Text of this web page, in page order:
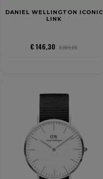
DANIEL WELLINGTON ICONIC
LINK
€ 146,30 € 209,00